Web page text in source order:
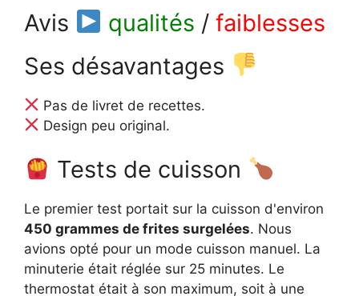
Avis qualités /faiblesses
Ses désavantages
Pas de livret de recettes.
Design peu original.
Tests de cuisson
Le premier test portait sur la cuisson d'environ
450 grammes de frites surgelées. Nous
avions opté pour un mode cuisson manuel. La
minuterie était réglée sur 25 minutes. Le
thermostat était à son maximum, soit à une